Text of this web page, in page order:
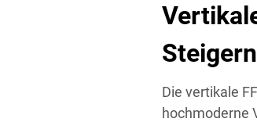
Die vertikale
hochmoderne